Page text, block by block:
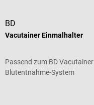
BD
Vacutainer Einmalhalter
Passend zum BD Vacutainer
Blutentnahme-System